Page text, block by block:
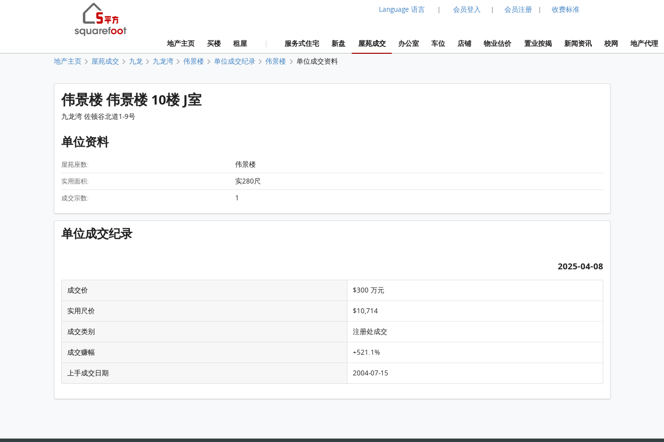
Language 语言 | 会员登入 | 会员注册 | 收费标准
地产主页 买楼 租屋 | 服务式住宅 新盘 屋苑成交 办公室 车位 店铺 物业估价 置业按揭 新闻资讯 校网 地产代理
地产主页 屋苑成交 九龙 九龙湾 伟景楼 单位成交纪录 伟景楼 单位成交资料
伟景楼 伟景楼 10楼 J室
九龙湾 佐顿谷北道1-9号
单位资料
屋苑座数: 伟景楼
实用面积: 实280尺
成交宗数: 1
单位成交纪录
2025-04-08
成交价 $300 万元
实用尺价 $10,714
成交类别 注册处成交
成交赚幅 +521.1%
上手成交日期 2004-07-15